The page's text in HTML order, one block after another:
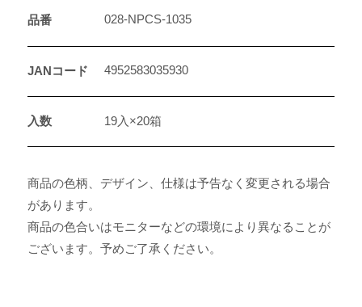
品番 028-NPCS-1035
JANコード 4952583035930
入数 19入×20箱
商品の色柄、デザイン、仕様は予告なく変更される場合
があります。
商品の色合いはモニターなどの環境により異なることが
ございます。予めご了承ください。